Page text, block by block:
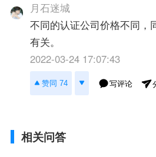
月石迷城
不同的认证公司价格不同，
有关。
2022-03-24 17:07:43
赞同 74 写评论
相关问答